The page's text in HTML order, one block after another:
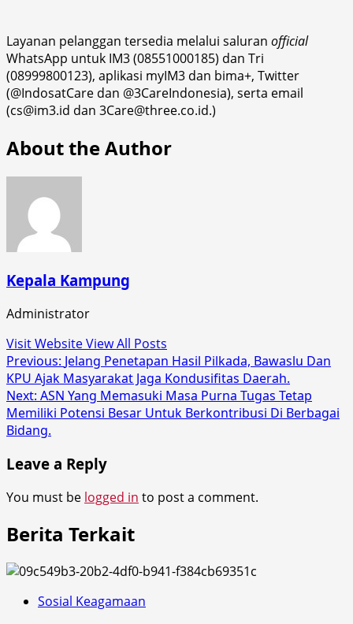
Layanan pelanggan tersedia melalui saluran official
WhatsApp untuk IM3 (08551000185) dan Tri
(08999800123), aplikasi myIM3 dan bima+, Twitter
(@IndosatCare dan @3CareIndonesia), serta email
(cs@im3.id dan 3Care@three.co.id.)
About the Author
Kepala Kampung
Administrator
Visit WebsiteView All Posts
Post
navigation
Previous: Jelang Penetapan Hasil Pilkada, Bawaslu Dan
KPU Ajak Masyarakat Jaga Kondusifitas Daerah.
Next: ASN Yang Memasuki Masa Purna Tugas Tetap
Memiliki Potensi Besar Untuk Berkontribusi Di Berbagai
Bidang.
Leave a Reply
You must be logged in to post a comment.
Berita Terkait
Sosial Keagamaan